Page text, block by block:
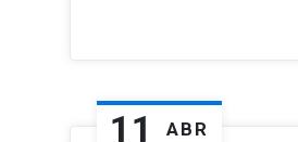
11 ABR